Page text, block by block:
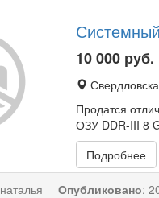
10 000 руб.
Продатся
ОЗУ DDR-III 8
Подробнее
наталья Опубликовано: